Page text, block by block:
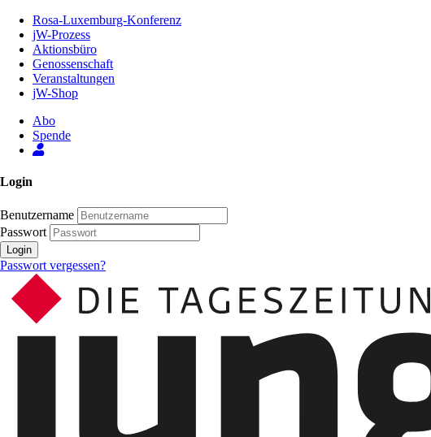
Inhalt
Seite
Rosa-Luxemburg-Konferenz
jW-Prozess
Aktionsbüro
Genossenschaft
Veranstaltungen
jW-Shop
Abo
Spende
Login
Benutzername
Passwort
Login
Passwort vergessen?